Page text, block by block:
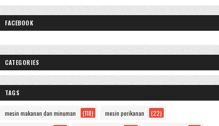
FACEBOOK
CATEGORIES
TAGS
mesin makanan dan minuman (118) mesin perikanan (22)